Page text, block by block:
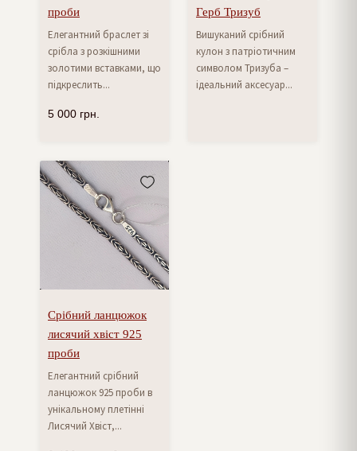
проби
Елегантний браслет зі
срібла з розкішними
золотими вставками, що
підкреслить...
5 000 грн.
Герб Тризуб
Вишуканий срібний
кулон з патріотичним
символом Тризуба –
ідеальний аксесуар...
Срібний ланцюжок
лисячий хвіст 925
проби
Елегантний срібний
ланцюжок 925 проби в
унікальному плетінні
Лисячий Хвіст,...